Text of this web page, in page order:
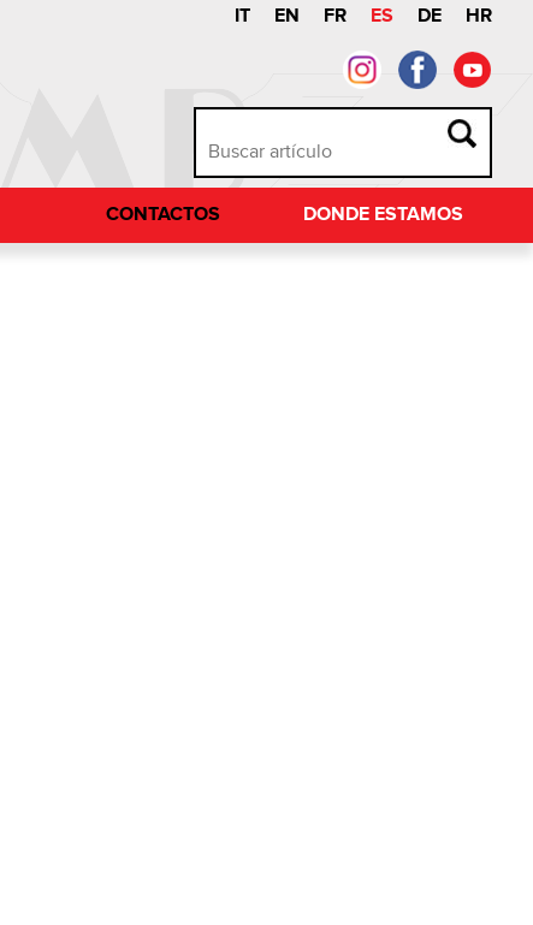
IT EN FR ES DE HR
CONTACTOS DONDE ESTAMOS